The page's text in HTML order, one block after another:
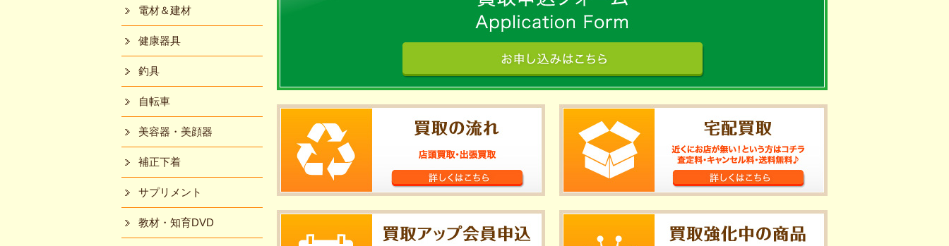
電材＆建材
健康器具
釣具
自転車
美容器・美顔器
補正下着
サプリメント
教材・知育DVD